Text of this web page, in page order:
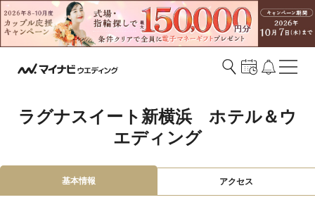
ラグナスイート新横浜　ホテル＆ウ
エディング
基本情報 アクセス